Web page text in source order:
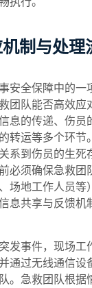
制与处理
安全保障中的一
团队能否高效应
息的传递、伤员
转运等多个环节
系到伤员的生死
必须确保急救团
场地工作人员等
息共享与反馈机
发事件，现场工
通过无线通信设
。急救团队根据